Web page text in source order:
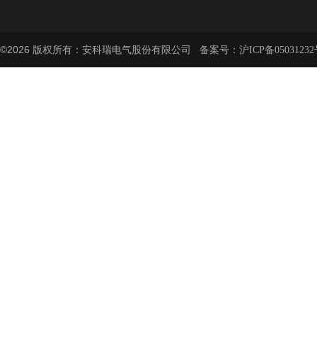
©2026 版权所有：安科瑞电气股份有限公司 备案号： 沪ICP备05031232